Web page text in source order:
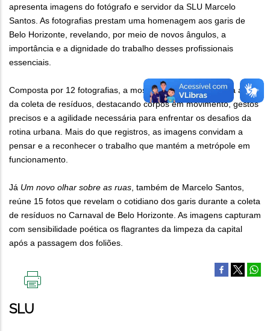
apresenta imagens do fotógrafo e servidor da SLU Marcelo
Santos. As fotografias prestam uma homenagem aos garis de
Belo Horizonte, revelando, por meio de novos ângulos, a
importância e a dignidade do trabalho desses profissionais
essenciais.
Composta por 12 fotografias, a mostra retrata cenas do dia a dia
da coleta de resíduos, destacando corpos em movimento, gestos
precisos e a agilidade necessária para enfrentar os desafios da
rotina urbana. Mais do que registros, as imagens convidam a
pensar e a reconhecer o trabalho que mantém a metrópole em
funcionamento.
Já Um novo olhar sobre as ruas, também de Marcelo Santos,
reúne 15 fotos que revelam o cotidiano dos garis durante a coleta
de resíduos no Carnaval de Belo Horizonte. As imagens capturam
com sensibilidade poética os flagrantes da limpeza da capital
após a passagem dos foliões.
ESTA
PÁGINA
SLU